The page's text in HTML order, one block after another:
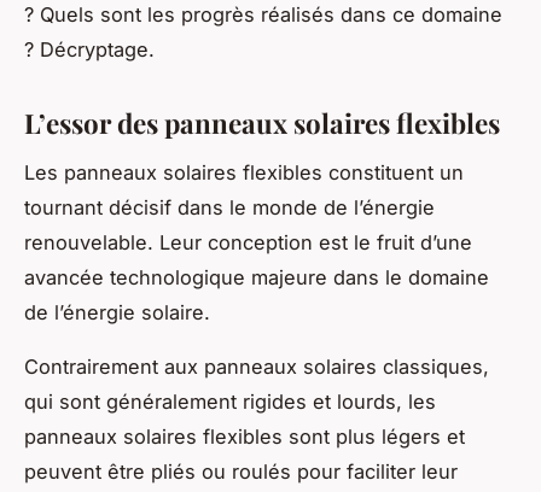
? Quels sont les progrès réalisés dans ce domaine
? Décryptage.
L’essor des panneaux solaires flexibles
Les panneaux solaires flexibles constituent un
tournant décisif dans le monde de l’énergie
renouvelable. Leur conception est le fruit d’une
avancée technologique majeure dans le domaine
de l’énergie solaire.
Contrairement aux panneaux solaires classiques,
qui sont généralement rigides et lourds, les
panneaux solaires flexibles sont plus légers et
peuvent être pliés ou roulés pour faciliter leur